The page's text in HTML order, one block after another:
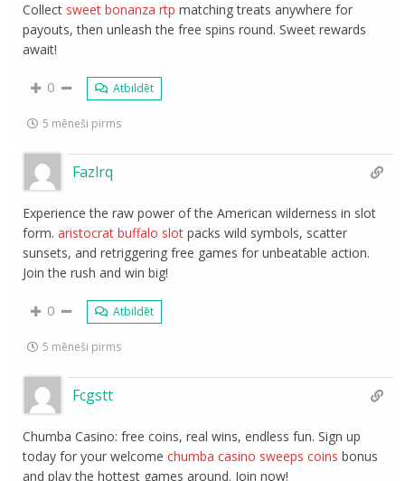
Collect sweet bonanza rtp matching treats anywhere for
payouts, then unleash the free spins round. Sweet rewards
await!
0 Atbildēt
5 mēneši pirms
Fazlrq
Experience the raw power of the American wilderness in slot
form.aristocrat buffalo slot packs wild symbols, scatter
sunsets, and retriggering free games for unbeatable action.
Join the rush and win big!
0 Atbildēt
5 mēneši pirms
Fcgstt
Chumba Casino: free coins, real wins, endless fun. Sign up
today for your welcomechumba casino sweeps coins bonus
and play the hottest games around. Join now!